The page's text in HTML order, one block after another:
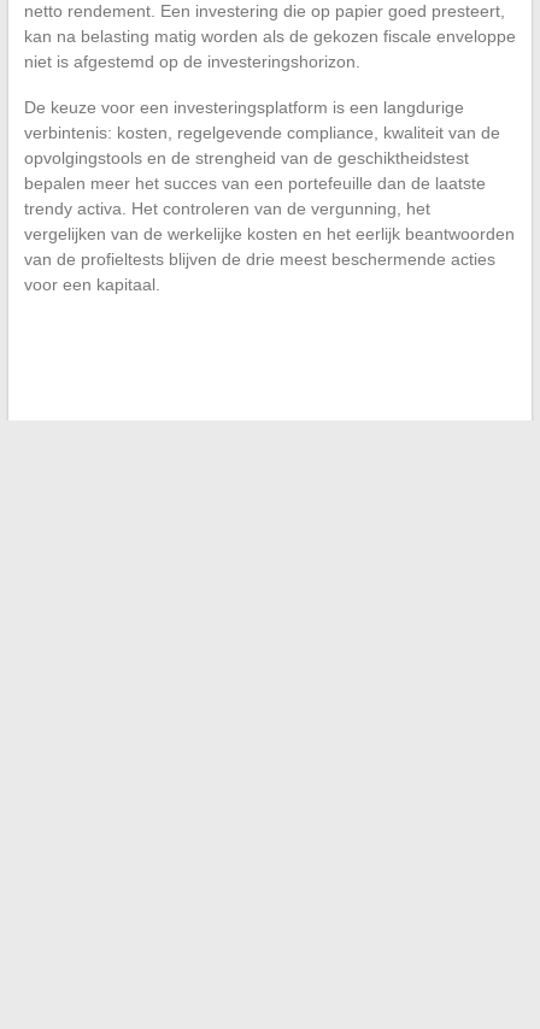
netto rendement. Een investering die op papier goed presteert,
kan na belasting matig worden als de gekozen fiscale enveloppe
niet is afgestemd op de investeringshorizon.
De keuze voor een investeringsplatform is een langdurige
verbintenis: kosten, regelgevende compliance, kwaliteit van de
opvolgingstools en de strengheid van de geschiktheidstest
bepalen meer het succes van een portefeuille dan de laatste
trendy activa. Het controleren van de vergunning, het
vergelijken van de werkelijke kosten en het eerlijk beantwoorden
van de profieltests blijven de drie meest beschermende acties
voor een kapitaal.